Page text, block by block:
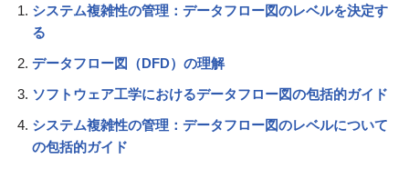
システム複雑性の管理：データフロー図のレベルを決定す
る
データフロー図（DFD）の理解
ソフトウェア工学におけるデータフロー図の包括的ガイド
システム複雑性の管理：データフロー図のレベルについて
の包括的ガイド